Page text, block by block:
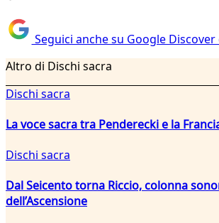
Seguici anche su Google
Altro di Dischi sacra
Dischi sacra
La voce sacra tra Penderecki e la
Dischi sacra
Dal Seicento torna Riccio, colonna
dell’Ascensione